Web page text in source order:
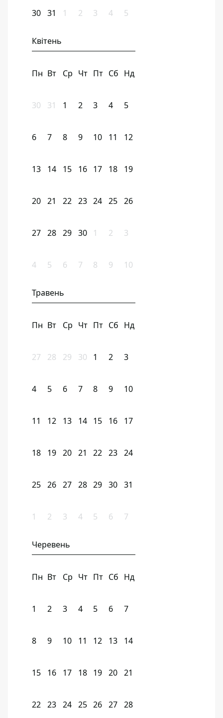
30 31 1 2 3 4 5
Квітень
Пн Вт Ср Чт Пт Сб Нд
30 31 1 2 3 4 5
6 7 8 9 10 11 12
13 14 15 16 17 18 19
20 21 22 23 24 25 26
27 28 29 30 1 2 3
4 5 6 7 8 9 10
Травень
Пн Вт Ср Чт Пт Сб Нд
27 28 29 30 1 2 3
4 5 6 7 8 9 10
11 12 13 14 15 16 17
18 19 20 21 22 23 24
25 26 27 28 29 30 31
1 2 3 4 5 6 7
Черевень
Пн Вт Ср Чт Пт Сб Нд
1 2 3 4 5 6 7
8 9 10 11 12 13 14
15 16 17 18 19 20 21
22 23 24 25 26 27 28